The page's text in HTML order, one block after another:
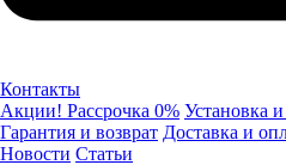
Контакты
Акции! Рассрочка 0% Установка
Гарантия и возврат Доставка и
Новости Статьи